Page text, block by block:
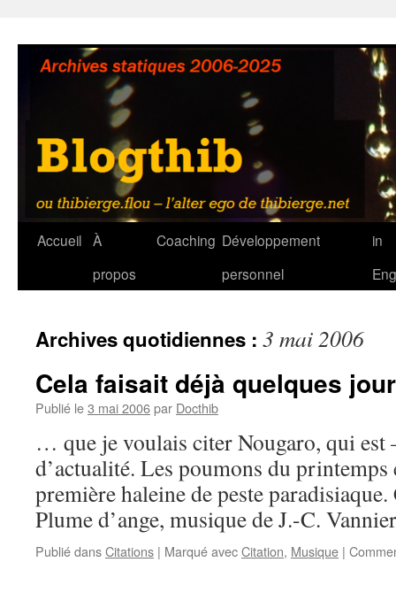
contenu
Accueil À
propos
Coaching Développement
personnel
in
Archives quotidiennes : 3 mai 2006
Cela faisait déjà quelques
Publié le3 mai 2006par Docthib
… que je voulais citer Nougaro, qui est
d’actualité. Les poumons du
première haleine de peste
Plume d’ange, musique de J.-C.
Publié dansCitations | Marqué avecCitation, Musique |